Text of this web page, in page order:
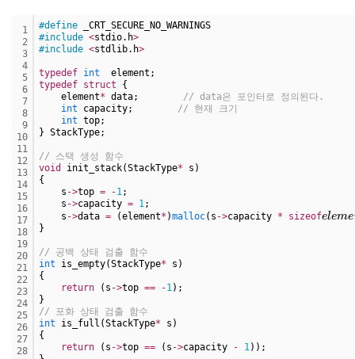
1
2
3
4
5
6
7
8
9
10
11
12
13
14
15
16
17
18
19
20
21
22
23
24
25
26
27
28
#define _CRT_SECURE_NO_WARNINGS
#include <stdio.h>
#include <stdlib.h>
typedef int element;
typedef struct {
element* data; // data은 포인터로 정의된다.
int capacity; // 현재 크기
int top;
} StackType;
// 스택 생성 함수
void
init_stack(StackType* s)
{
s ->top = -1;
s ->capacity = 1;
s ->data = (element* )malloc(s ->capacity * sizeof
el
}
// 공백 상태 검출 함수
int is_empty(StackType* s)
{
return (s ->top == -1);
}
// 포화 상태 검출 함수
int is_full(StackType* s)
{
return (s ->top == (s ->capacity - 1));